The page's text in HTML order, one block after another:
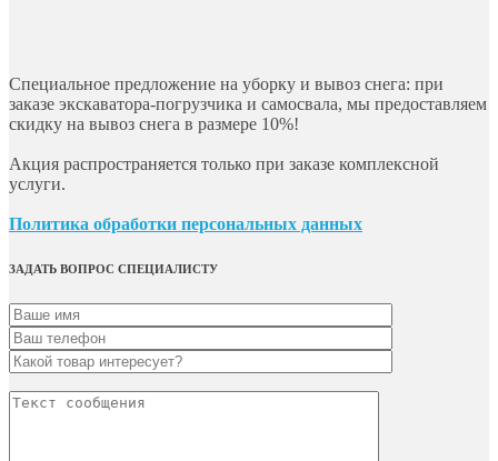
Специальное предложение на уборку и вывоз снега: при
заказе экскаватора-погрузчика и самосвала, мы предоставляем
скидку на вывоз снега в размере 10%!
Акция распространяется только при заказе комплексной
услуги.
Политика обработки персональных данных
ЗАДАТЬ ВОПРОС СПЕЦИАЛИСТУ